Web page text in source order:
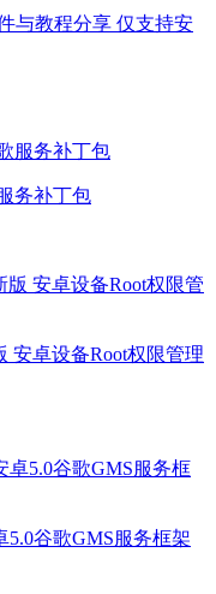
与教程分享 仅支持安
务补丁包
安卓设备Root权限管理
5.0谷歌GMS服务框架